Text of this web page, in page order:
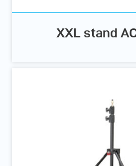
XXL stand